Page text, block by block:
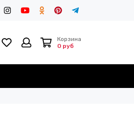
Корзина
0 руб